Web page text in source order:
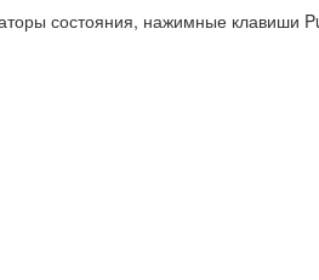
состояния, нажимные клавиши